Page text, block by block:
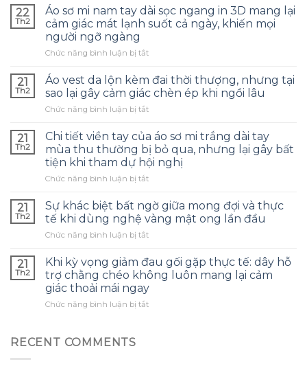
22
Th2
Áo sơ mi nam tay dài sọc ngang in 3D mang lại
cảm giác mát lạnh suốt cả ngày, khiến mọi
người ngỡ ngàng
Chức năng bình luận bị tắtở
sơ
nam
tay
sọc
ngang
in
3D
mang
cảm
giác
lạnh
cả
ngày,
khiến
người
21
Th2
Áo vest da lộn kèm đai thời thượng, nhưng tại
sao lại gây cảm giác chèn ép khi ngồi lâu
Chức năng bình luận bị tắtở
vest
da
lộn
kèm
đai
thượng,
nhưng
tại
sao
gây
cảm
giác
ép
21
Th2
Chi tiết viền tay của áo sơ mi trắng dài tay
mùa thu thường bị bỏ qua, nhưng lại gây bất
tiện khi tham dự hội nghị
Chức năng bình luận bị tắtở
tiết
viền
tay
của
sơ
mi
trắng
tay
21
Th2
Sự khác biệt bất ngờ giữa mong đợi và thực
tế khi dùng nghệ vàng mật ong lần đầu
Chức năng bình luận bị tắtở
khác
biệt
bất
giữa
21
Th2
Khi kỳ vọng giảm đau gối gặp thực tế: dây hỗ
trợ chằng chéo không luôn mang lại cảm
giác thoải mái ngay
Chức năng bình luận bị tắtở
RECENT COMMENTS